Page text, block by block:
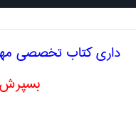
داری کتاب تخصصی
بسپرش